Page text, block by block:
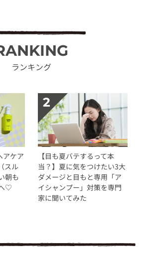
ランキング
アケア
スル
朝も
♡
【目も夏バテするって本
当？】夏に気をつけたい3大
ダメージと目もと専用「ア
イシャンプー」対策を専門
家に聞いてみた